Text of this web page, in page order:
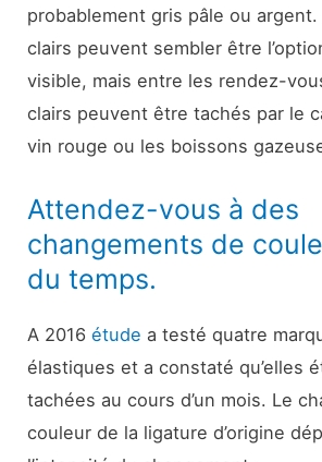
probablement gris pâle ou
clairs peuvent sembler être
visible, mais entre les rendez-
clairs peuvent être tachés par le
vin rouge ou les boissons
Attendez-vous à des
changements de
du temps.
A 2016étude a testé quatre
élastiques et a constaté qu’elles
tachées au cours d’un mois. Le
couleur de la ligature d’origine